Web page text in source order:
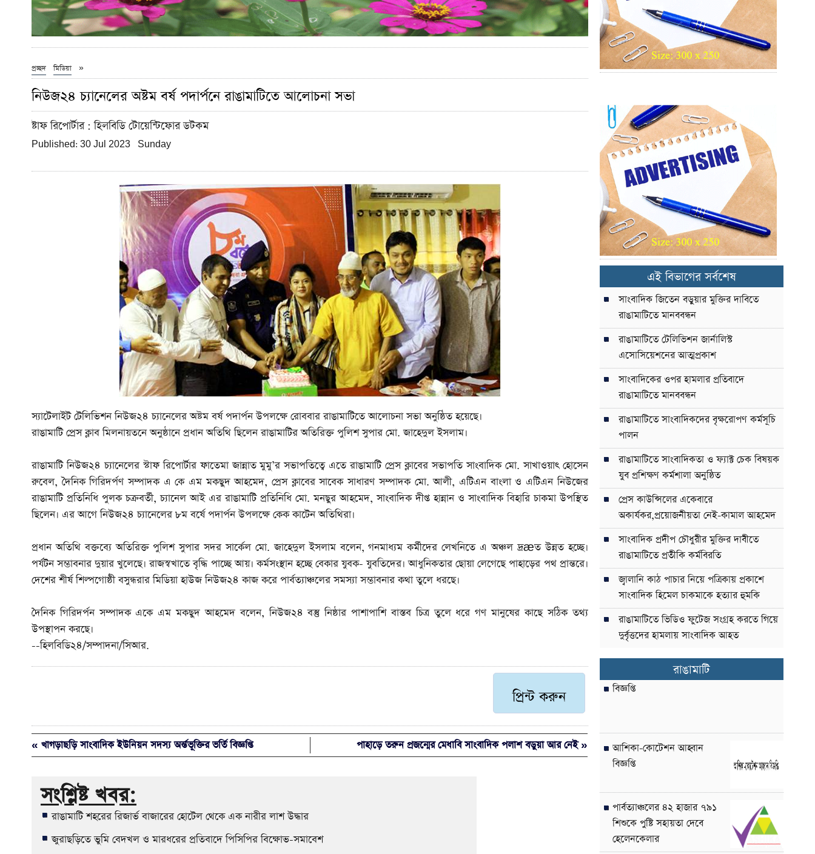
প্রচ্ছদ »
মিডিয়া
নিউজ২৪ চ্যানেলের অষ্টম বর্ষ পদার্পনে রাঙামাটিতে আলোচনা সভা
ষ্টাফ রিপোর্টার: হিলবিডি টোয়েন্টিফোর ডটকম
Published: 30 Jul 2023 Sunday
স্যাটেলাইট টেলিভিশন নিউজ২৪ চ্যানেলের অষ্টম বর্ষ পদার্পন উপলক্ষে রোববার রাঙামাটিতে আলোচনা সভা অনুষ্ঠিত হয়েছে।
রাঙামাটি প্রেস ক্লাব মিলনায়তনে অনুষ্ঠানে প্রধান অতিথি ছিলেন রাঙামাটির অতিরিক্ত পুলিশ সুপার মো. জাহেদুল ইসলাম।
রাঙামাটি নিউজ২৪ চ্যানেলের স্টাফ রিপোর্টার ফাতেমা জান্নাত মুমু’র সভাপতিত্বে এতে রাঙামাটি প্রেস ক্লাবের সভাপতি সাংবাদিক মো. সাখাওয়াৎ হোসেন
রুবেল, দৈনিক গিরিদর্পণ সম্পাদক এ কে এম মকছুদ আহমেদ, প্রেস ক্লাবের সাবেক সাধারণ সম্পাদক মো. আলী, এটিএন বাংলা ও এটিএন নিউজের
রাঙামাটি প্রতিনিধি পুলক চক্রবর্তী, চ্যানেল আই এর রাঙামাটি প্রতিনিধি মো. মনছুর আহমেদ, সাংবাদিক দীপ্ত হান্নান ও সাংবাদিক বিহারি চাকমা উপস্থিত
ছিলেন। এর আগে নিউজ২৪ চ্যানেলের ৮ম বর্ষে পদার্পন উপলক্ষে কেক কাটেন অতিথিরা।
প্রধান অতিথি বক্তব্যে অতিরিক্ত পুলিশ সুপার সদর সার্কেল মো. জাহেদুল ইসলাম বলেন, গনমাধ্যম কর্মীদের লেখনিতে এ অঞ্চল দ্রæত উন্নত হচ্ছে।
পর্যটন সম্ভাবনার দুয়ার খুলেছে। রাজস্বখাতে বৃদ্ধি পাচ্ছে আয়। কর্মসংস্থান হচ্ছে বেকার যুবক- যুবতিদের। আধুনিকতার ছোয়া লেগেছে পাহাড়ের পথ প্রান্তরে।
দেশের শীর্ষ শিল্পগোষ্ঠী বসুন্ধরার মিডিয়া হাউজ নিউজ২৪ কাজ করে পার্বত্যাঞ্চলের সমস্যা সম্ভাবনার কথা তুলে ধরছে।
দৈনিক গিরিদর্পন সম্পাদক একে এম মকছুদ আহমেদ বলেন, নিউজ২৪ বস্তু নিষ্ঠার পাশাপাশি বাস্তব চিত্র তুলে ধরে গণ মানুষের কাছে সঠিক তথ্য
উপস্থাপন করছে।
--হিলবিডি২৪/সম্পাদনা/সিআর.
প্রিন্ট করুন
« খাগড়াছড়ি সাংবাদিক ইউনিয়ন সদস্য অর্ন্তভূক্তির ভর্তি বিজ্ঞপ্তি পাহাড়ে তরুন প্রজন্মের মেধাবি সাংবাদিক পলাশ বড়ুয়া আর নেই »
সংশ্লিষ্ট খবর:
রাঙামাটি শহরের রিজার্ভ বাজারের হোটেল থেকে এক নারীর লাশ উদ্ধার
জুরাছড়িতে ভুমি বেদখল ও মারধরের প্রতিবাদে পিসিপির বিক্ষোভ-সমাবেশ
এই বিভাগের সর্বশেষ
সাংবাদিক জিতেন বড়ুয়ার মুক্তির দাবিতে
রাঙামাটিতে মানববন্ধন
রাঙামাটিতে টেলিভিশন জার্নালিস্ট
এসোসিয়েশনের আত্মপ্রকাশ
সাংবাদিকের ওপর হামলার প্রতিবাদে
রাঙামাটিতে মানববন্ধন
রাঙামাটিতে সাংবাদিকদের বৃক্ষরোপণ কর্মসূচি
পালন
রাঙামাটিতে সাংবাদিকতা ও ফ্যাক্ট চেক বিষয়ক
যুব প্রশিক্ষণ কর্মশালা অনুষ্ঠিত
প্রেস কাউন্সিলের একেবারে
অকার্যকর,প্রয়োজনীয়তা নেই-কামাল আহমেদ
সাংবাদিক প্রদীপ চৌধুরীর মুক্তির দাবীতে
রাঙামাটিতে প্রতীকি কর্মবিরতি
জ্বালানি কাঠ পাচার নিয়ে পত্রিকায় প্রকাশে
সাংবাদিক হিমেল চাকমাকে হত্যার হুমকি
রাঙামাটিতে ভিডিও ফুটেজ সংগ্রহ করতে গিয়ে
দুর্বৃত্তদের হামলায় সাংবাদিক আহত
রাঙামাটি
বিজ্ঞপ্তি
আশিকা-কোটেশন আহ্বান
বিজ্ঞপ্তি
পার্বত্যাঞ্চলের ৪২ হাজার ৭৯১
শিশুকে পুষ্টি সহায়তা দেবে
হেলেনকেলার